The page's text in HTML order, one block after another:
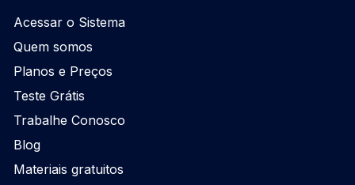
Acessar o Sistema
Quem somos
Planos e Preços
Teste Grátis
Trabalhe Conosco
Blog
Materiais gratuitos